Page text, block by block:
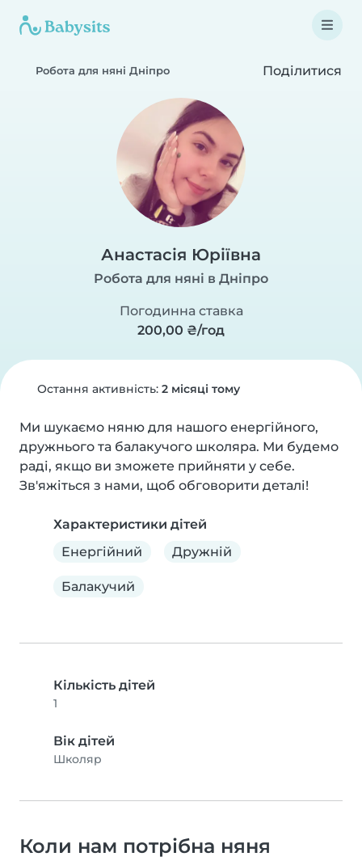
Робота для няні Дніпро Поділитися
Анастасія Юріївна
Робота для няні в Дніпро
Погодинна ставка
200,00 ₴/год
Остання активність: 2 місяці тому
Ми шукаємо няню для нашого енергійного,
дружнього та балакучого школяра. Ми будемо
раді, якщо ви зможете прийняти у себе.
Зв'яжіться з нами, щоб обговорити деталі!
Характеристики дітей
Енергійний
Дружній
Балакучий
Кількість дітей
1
Вік дітей
Школяр
Коли нам потрібна няня